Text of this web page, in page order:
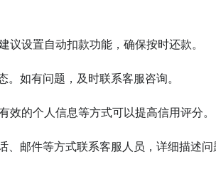
设置自动扣款功能，确保按时还款。
如有问题，及时联系客服咨询。
的个人信息等方式可以提高信用评分。
、邮件等方式联系客服人员，详细描述问